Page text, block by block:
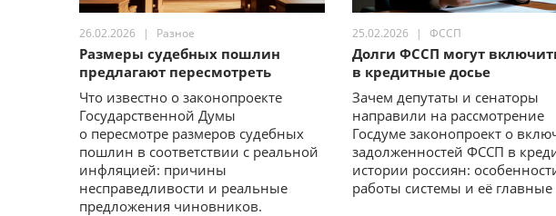
26.02.2026 Разное
Размеры судебных пошлин
предлагают пересмотреть
Что известно о законопроекте
Государственной Думы
о пересмотре размеров судебных
пошлин в соответствии с реальной
инфляцией: причины
несправедливости и реальные
предложения чиновников.
25.02.2026 ФССП
Долги ФССП могут
в кредитные досье
Зачем депутаты и сенаторы
направили на рассмотрение
Госдуме законопроект о
задолженностей ФССП в
истории россиян:
работы системы и её главные